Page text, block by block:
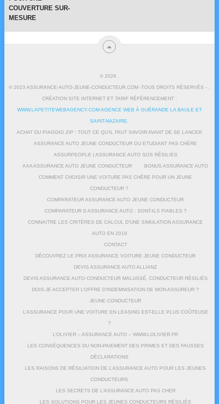
COUVERTURE SUR-
MESURE
© 2026
© 2023 ASSURANCE-AUTO-JEUNE-CONDUCTEUR.COM -TOUS DROITS RÉSERVÉS - .
CRÉATION SITE INTERNET ET TARIF RÉFÉRENCEMENT :
WWW.LAPETITEWEBAGENCY.COM AGENCE WEB À GUÉRANDE LA BAULE ET
SAINT-NAZAIRE
ACHAT DU PIAGGIO ZIP : TOUT CE QU’IL FAUT SAVOIR AVANT DE SE LANCER
ASSURANCE AUTO JEUNE CONDUCTEUR OU ETUDIANT PAS CHÈRE
ASSURPEOPLE | ASSURANCE AUTO SOS RÉSILIÉS
AXA ASSURANCE AUTO JEUNE CONDUCTEUR BONUS ASSURANCE AUTO
COMMENT CHOISIR UNE VOITURE PAS CHÈRE POUR UN JEUNE
CONDUCTEUR ?
COMPARATEUR ASSURANCE AUTO JEUNE CONDUCTEUR
COMPARATEUR D ASSURANCE AUTO : SONT-ILS FIABLES ?
CONNAITRE LES CRITÈRES DE CALCUL D’UNE SIMULATION ASSURANCE
AUTO EN 2019
CONTACT
DÉCOUVREZ LE PRIX ASSURANCE VOITURE JEUNE CONDUCTEUR
DEVIS ASSURANCE AUTO ALLIANZ
DEVIS ASSURANCE AUTO CONDUCTEUR MALUSSÉ, CONDUCTEUR RÉSILIÉS
DOIS-JE ACCEPTER L’OFFRE D’INDEMNISATION DE MON ASSUREUR ?
JEUNE CONDUCTEUR
L’ASSURANCE POUR UNE VOITURE EN LEASING EST-ELLE PLUS COÛTEUSE
?
L’OLIVIER – ASSURANCE AUTO – WWW.LOLIVIER.FR
LES CONSÉQUENCES DU NON-PAIEMENT DES PRIMES ET DES FAUSSES
DÉCLARATIONS
LES RAISONS DE RÉSILIATION DE L’ASSURANCE AUTO POUR LES JEUNES
CONDUCTEURS
LES SECRETS DE L’ASSURANCE AUTO PAS CHER
LES SOLUTIONS POUR LES JEUNES CONDUCTEURS RÉSILIÉS